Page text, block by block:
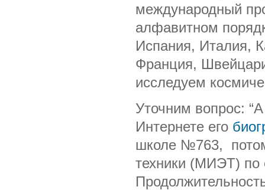
международный
алфавитном
Испания, Италия,
Франция,
исследуем
Уточним вопрос:
Интернете его
школе №763, потом
техники (МИЭТ) по